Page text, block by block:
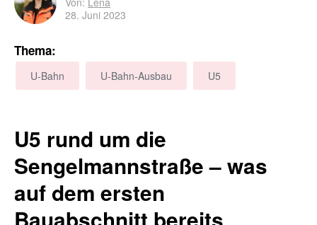
28. Juni 2023
Thema:
U-Bahn U-Bahn-Ausbau U5
U5 rund um die
Sengelmannstraße – was
auf dem ersten